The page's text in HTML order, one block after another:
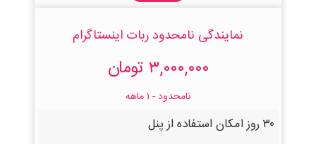
نمایندگی نامحدود ربات اینستاگرام
۳,۰۰۰,۰۰۰ تومان
نامحدود - ۱ ماهه
۳۰ روز امکان استفاده از پنل